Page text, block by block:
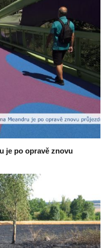
je po opravě znovu